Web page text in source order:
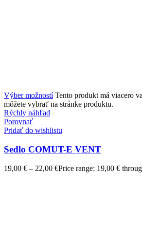
Výber možností Tento produkt má viacero
môžete vybrať na stránke produktu.
Rýchly náhľad
Porovnať
Pridať do wishlistu
Sedlo COMUT-E VENT
19,00 € – 22,00 €Price range: 19,00 €